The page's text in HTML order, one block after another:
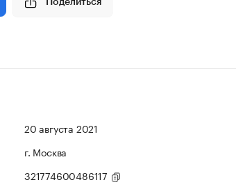
20 августа 2021
г. Москва
321774600486117